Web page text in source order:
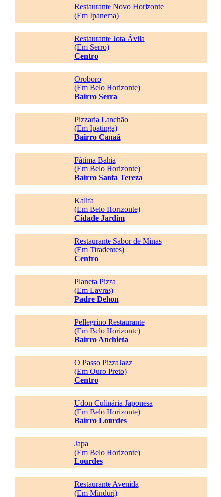
Restaurante Novo Horizonte
(Em Ipanema)
Restaurante Jota Ávila
(Em Serro)
Centro
Oroboro
(Em Belo Horizonte)
Bairro Serra
Pizzaria Lanchão
(Em Ipatinga)
Bairro Canaã
Fátima Bahia
(Em Belo Horizonte)
Bairro Santa Tereza
Kalifa
(Em Belo Horizonte)
Cidade Jardim
Restaurante Sabor de Minas
(Em Tiradentes)
Centro
Planeta Pizza
(Em Lavras)
Padre Dehon
Pellegrino Restaurante
(Em Belo Horizonte)
Bairro Anchieta
O Passo PizzaJazz
(Em Ouro Preto)
Centro
Udon Culinária Japonesa
(Em Belo Horizonte)
Bairro Lourdes
Japa
(Em Belo Horizonte)
Lourdes
Restaurante Avenida
(Em Minduri)